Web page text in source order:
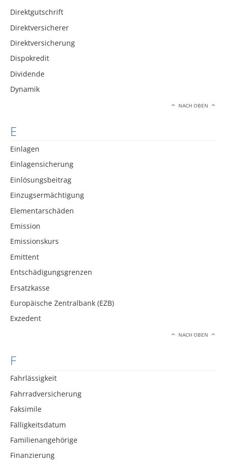
Direktgutschrift
Direktversicherer
Direktversicherung
Dispokredit
Dividende
Dynamik
NACH OBEN
E
Einlagen
Einlagensicherung
Einlösungsbeitrag
Einzugsermächtigung
Elementarschäden
Emission
Emissionskurs
Emittent
Entschädigungsgrenzen
Ersatzkasse
Europäische Zentralbank (EZB)
Exzedent
NACH OBEN
F
Fahrlässigkeit
Fahrradversicherung
Faksimile
Fälligkeitsdatum
Familienangehörige
Finanzierung